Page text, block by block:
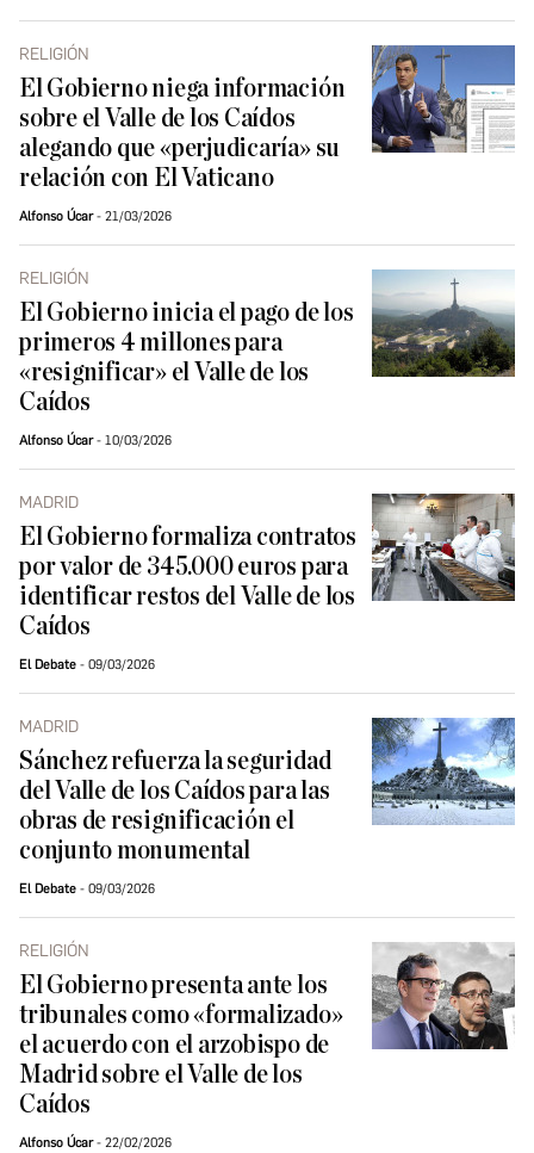
RELIGIÓN
El Gobierno niega información
sobre el Valle de los Caídos
alegando que «perjudicaría» su
relación con El Vaticano
Alfonso Úcar 21/03/2026
RELIGIÓN
El Gobierno inicia el pago de los
primeros 4 millones para
«resignificar» el Valle de los
Caídos
Alfonso Úcar 10/03/2026
MADRID
El Gobierno formaliza contratos
por valor de 345.000 euros para
identificar restos del Valle de los
Caídos
El Debate 09/03/2026
MADRID
Sánchez refuerza la seguridad
del Valle de los Caídos para las
obras de resignificación el
conjunto monumental
El Debate 09/03/2026
RELIGIÓN
El Gobierno presenta ante los
tribunales como «formalizado»
el acuerdo con el arzobispo de
Madrid sobre el Valle de los
Caídos
Alfonso Úcar 22/02/2026